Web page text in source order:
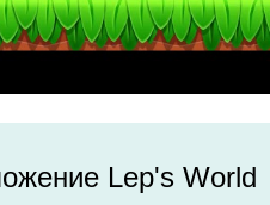
Lep's World